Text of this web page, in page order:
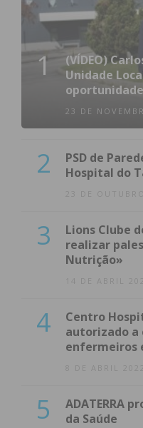
obtenha de
Eu li e
1
(VÍDEO)
Unidade
oportunidade
23 DE
2
PSD de
Hospital do
23 DE
3
Lions Clube
realizar
Nutrição»
14 DE ABRIL
4
Centro
autorizado a
enfermeiros
8 DE ABRIL 2022
5
ADATERRA
da Saúde